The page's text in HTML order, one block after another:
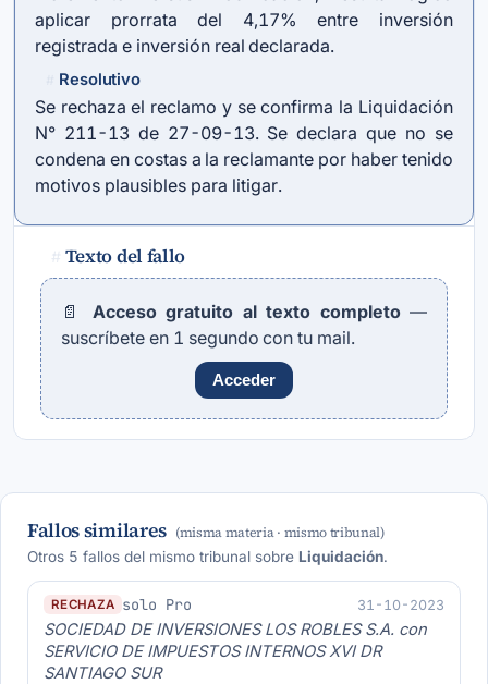
aplicar prorrata del 4,17% entre inversión
registrada e inversión real declarada.
Resolutivo
Se rechaza el reclamo y se confirma la Liquidación
N° 211-13 de 27-09-13. Se declara que no se
condena en costas a la reclamante por haber tenido
motivos plausibles para litigar.
# Texto del fallo
📄 Acceso gratuito al texto completo—
suscríbete en 1 segundo con tu mail.
Acceder
Fallos similares (misma materia · mismo tribunal)
Otros 5 fallos del mismo tribunal sobre Liquidación.
RECHAZA solo Pro 31-10-2023
SOCIEDAD DE INVERSIONES LOS ROBLES S.A. con
SERVICIO DE IMPUESTOS INTERNOS XVI DR
SANTIAGO SUR